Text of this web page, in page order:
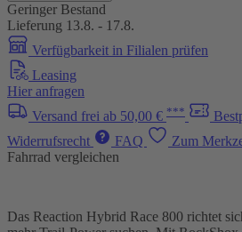
Geringer Bestand
Lieferung 13.8. - 17.8.
Verfügbarkeit in Filialen prüfen
Leasing
Hier anfragen
Versand frei ab 50,00 € ***
Widerrufsrecht
FAQ
Zum
Fahrrad vergleichen
Das Reaction Hybrid Race 800 richtet